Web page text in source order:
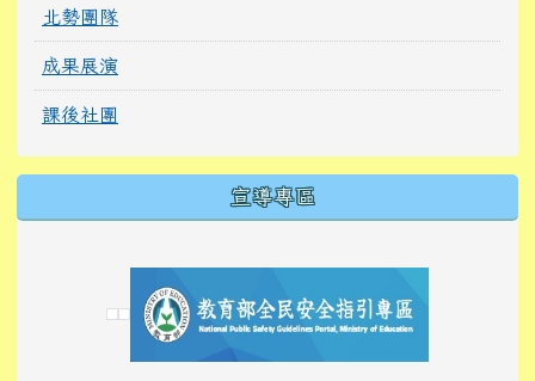
北勢團隊
成果展演
課後社團
宣導專區